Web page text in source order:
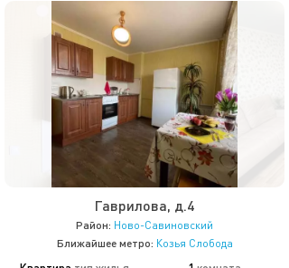
Гаврилова, д.4
Район: Ново-Савиновский
Ближайшее метро: Козья Слобода